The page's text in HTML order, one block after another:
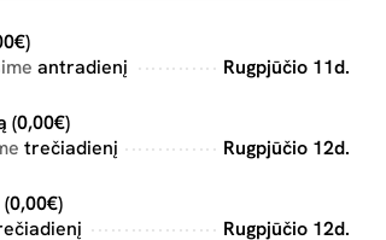
antradienį Rugpjūčio 11d.
(0,00€)
trečiadienį Rugpjūčio 12d.
Rugpjūčio 12d.